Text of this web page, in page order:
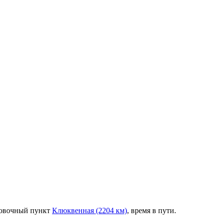
пункт Клюквенная (2204 км), время в пути.